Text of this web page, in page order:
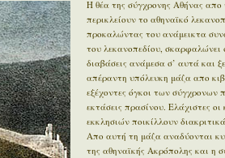
Η θέα της σύγχρονης Αθήνας
περικλείουν το αθηναϊκό
προκαλώντας του ανάμεικτα
του λεκανοπεδίου, σκαρφαλώνει
διαβάσεις ανάμεσα σ’ αυτά και
απέραντη υπόλευκη μάζα απο
εξέχοντες όγκοι των σύγχρονων
εκτάσεις πρασίνου. Ελάχιστες
εκκλησιών ποικίλλουν
Απο αυτή τη μάζα αναδύονται
της αθηναϊκής Ακρόπολης και η